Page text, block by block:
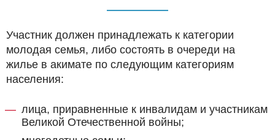
Участник должен принадлежать к категории
молодая семья, либо состоять в очереди на
жилье в акимате по следующим категориям
населения:
лица, приравненные к инвалидам и участникам
Великой Отечественной войны;